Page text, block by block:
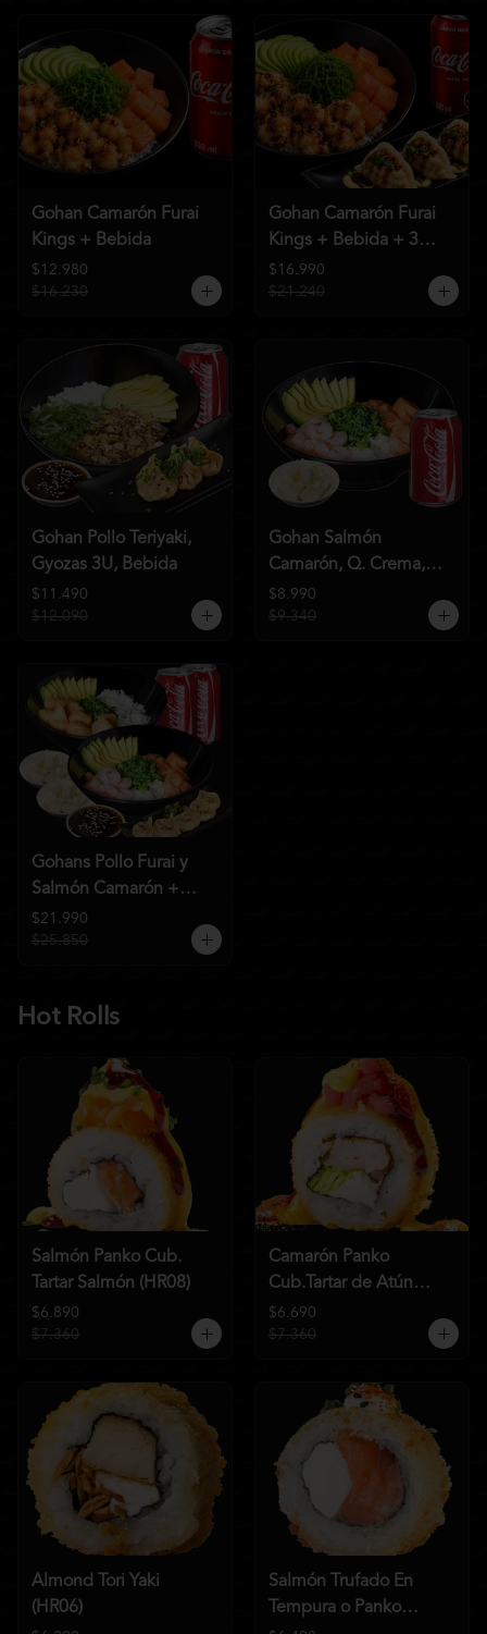
Gohan Camarón Furai
Kings + Bebida
$12.980
$16.230
Gohan Camarón Furai
Kings + Bebida + 3
Unid de Gyozas Nikkei
$16.990
$21.240
Gohan Pollo Teriyaki,
Gyozas 3U, Bebida
$11.490
$12.090
Gohan Salmón
Camarón, Q. Crema,
Bebida
$8.990
$9.340
Gohans Pollo Furai y
Salmón Camarón +
2QC
$21.990
$25.850
Hot Rolls
Salmón Panko Cub.
Tartar Salmón (HR08)
$6.890
$7.360
Camarón Panko
Cub.Tartar de Atún
(HR07)
$6.690
$7.360
Almond Tori Yaki
(HR06)
Salmón Trufado En
Tempura o Panko